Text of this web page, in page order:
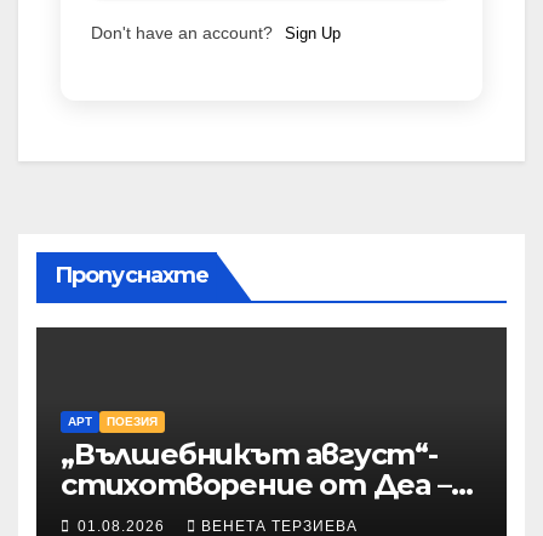
Don't have an account? Sign Up
Пропуснахте
АРТ ПОЕЗИЯ
„Вълшебникът август“-
стихотворение от Деа –
Десислава Иванова
01.08.2026 ВЕНЕТА ТЕРЗИЕВА